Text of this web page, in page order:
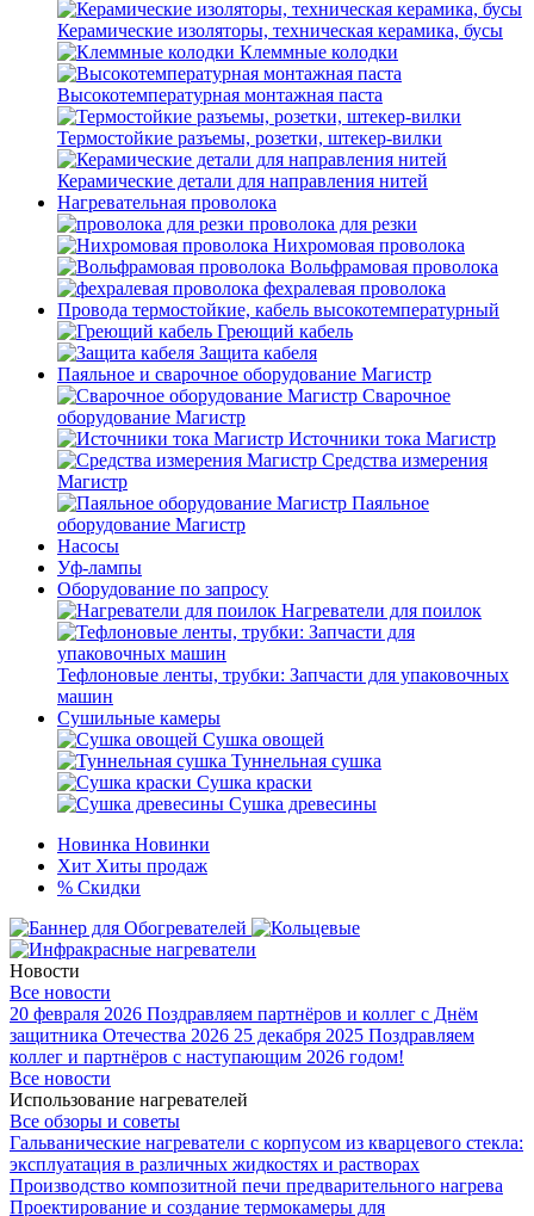
Керамические изоляторы, техническая керамика, бусы
Клеммные колодки
Высокотемпературная монтажная паста
Термостойкие разъемы, розетки, штекер-вилки
Керамические детали для направления нитей
Нагревательная проволока
проволока для резки
Нихромовая проволока
Вольфрамовая проволока
фехралевая проволока
Провода термостойкие, кабель высокотемпературный
Греющий кабель
Защита кабеля
Паяльное и сварочное оборудование Магистр
Сварочное
оборудование Магистр
Источники тока Магистр
Средства измерения
Магистр
Паяльное
оборудование Магистр
Насосы
Уф-лампы
Оборудование по запросу
Нагреватели для поилок
Тефлоновые ленты, трубки: Запчасти для упаковочных
машин
Сушильные камеры
Сушка овощей
Туннельная сушка
Сушка краски
Сушка древесины
Новинка Новинки
Хит Хиты продаж
% Скидки
Новости
Все новости
20 февраля 2026 Поздравляем партнёров и коллег с Днём
защитника Отечества 2026 25 декабря 2025 Поздравляем
коллег и партнёров с наступающим 2026 годом!
Все новости
Использование нагревателей
Все обзоры и советы
Гальванические нагреватели с корпусом из кварцевого стекла:
эксплуатация в различных жидкостях и растворах
Производство композитной печи предварительного нагрева
Проектирование и создание термокамеры для